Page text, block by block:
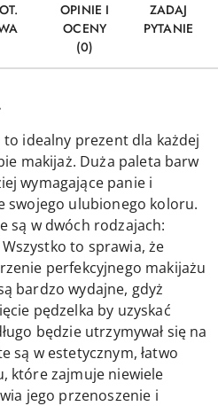
OPINIE I
OCENY
(0)
ZADAJ
PYTANIE
idealny prezent dla każdej
makijaż. Duża paleta barw
wymagające panie i
swojego ulubionego koloru.
są w dwóch rodzajach:
to sprawia, że
perfekcyjnego makijażu
bardzo wydajne, gdyż
pędzelka by uzyskać
będzie utrzymywał się na
są w estetycznym, łatwo
które zajmuje niewiele
jego przenoszenie i